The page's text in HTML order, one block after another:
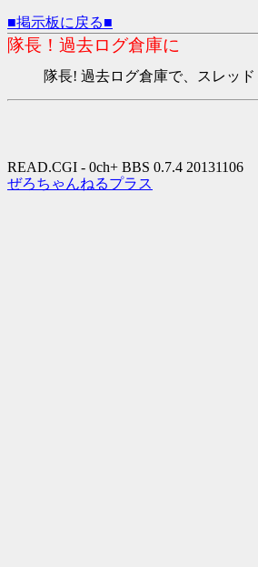
■掲示板に戻る■
隊長！過去ログ倉庫に
隊長! 過去ログ倉庫で、スレッド
READ.CGI - 0ch+ BBS 0.7.4 20131106
ぜろちゃんねるプラス